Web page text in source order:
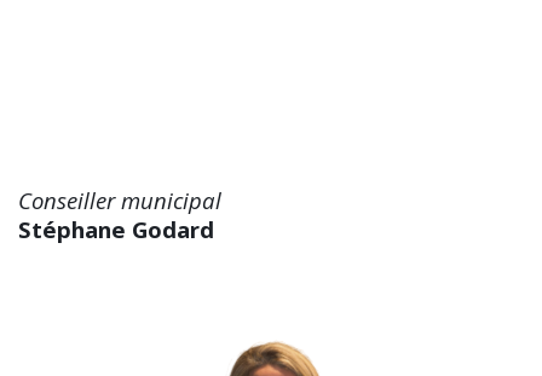
Conseiller municipal
Stéphane Godard